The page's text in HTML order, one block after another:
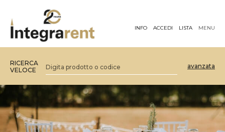
INFO ACCEDI LISTA MENU
RICERCA
VELOCE
avanzata